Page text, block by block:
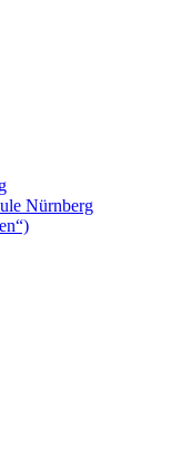
Nürnberg